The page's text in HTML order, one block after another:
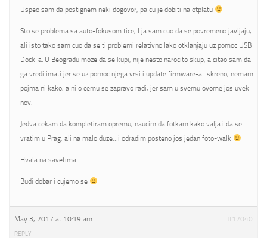
Uspeo sam da postignem neki dogovor, pa cu je dobiti na otplatu
Sto se problema sa auto-fokusom tice, I ja sam cuo da se povremeno javljaju,
ali isto tako sam cuo da se ti problemi relativno lako otklanjaju uz pomoc USB
Dock-a. U Beogradu moze da se kupi, nije nesto narocito skup, a citao sam da
ga vredi imati jer se uz pomoc njega vrsi i update firmware-a. Iskreno, nemam
pojma ni kako, a ni o cemu se zapravo radi, jer sam u svemu ovome jos uvek
nov.
Jedva cekam da kompletiram opremu, naucim da fotkam kako valja i da se
vratim u Prag, ali na malo duze…i odradim posteno jos jedan foto-walk
Hvala na savetima.
Budi dobar i cujemo se
May 3, 2017 at 10:19 am #12040
REPLY